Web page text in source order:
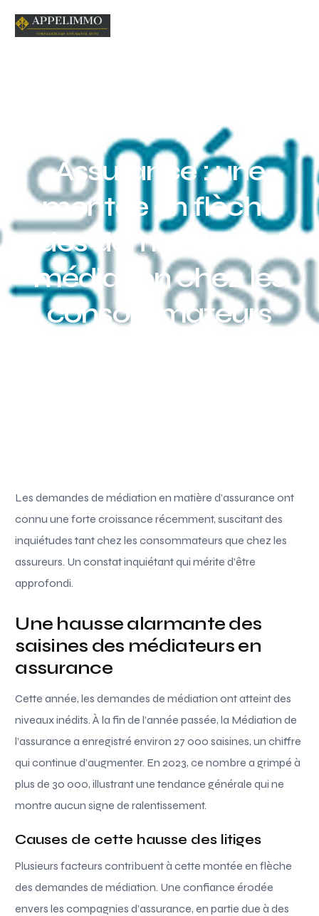
Assurance : une
montée en flèche
des demandes de
médiation chez les
consommateurs
Les demandes de médiation en matière d’assurance ont
connu une forte croissance récemment, suscitant des
inquiétudes tant chez les consommateurs que chez les
assureurs. Un constat inquiétant qui mérite d’être
approfondi.
Une hausse alarmante des
saisines des médiateurs en
assurance
Cette année, les demandes de médiation ont atteint des
niveaux inédits. À la fin de l’année passée, la Médiation de
l’assurance a enregistré environ 27 000 saisines, un chiffre
qui continue d’augmenter. En 2023, ce nombre a grimpé à
plus de 30 000, illustrant une tendance générale qui ne
montre aucun signe de ralentissement.
Causes de cette hausse des litiges
Plusieurs facteurs contribuent à cette montée en flèche
des demandes de médiation. Une confiance érodée
envers les compagnies d’assurance, en partie due à des